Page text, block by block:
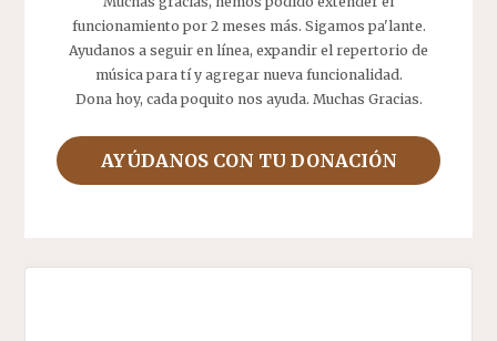
funcionamiento por 2 meses más. Sigamos pa'lante.
Ayudanos a seguir en línea, expandir el repertorio de
música para tí y agregar nueva funcionalidad.
Dona hoy, cada poquito nos ayuda. Muchas Gracias.
AYÚDANOS CON TU DONACIÓN